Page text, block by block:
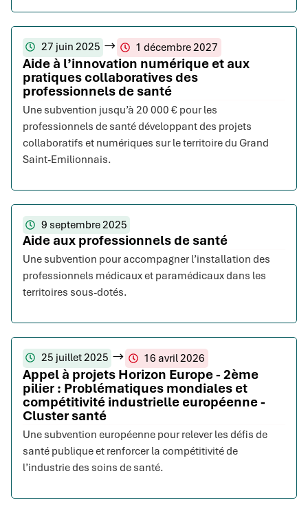
27 juin 2025 1 décembre 2027
Aide à l’innovation numérique et aux
pratiques collaboratives des
professionnels de santé
Une subvention jusqu’à 20 000 € pour les
professionnels de santé développant des projets
collaboratifs et numériques sur le territoire du Grand
Saint-Emilionnais.
9 septembre 2025
Aide aux professionnels de santé
Une subvention pour accompagner l’installation des
professionnels médicaux et paramédicaux dans les
territoires sous-dotés.
25 juillet 2025 16 avril 2026
Appel à projets Horizon Europe - 2ème
pilier : Problématiques mondiales et
compétitivité industrielle européenne -
Cluster santé
Une subvention européenne pour relever les défis de
santé publique et renforcer la compétitivité de
l’industrie des soins de santé.